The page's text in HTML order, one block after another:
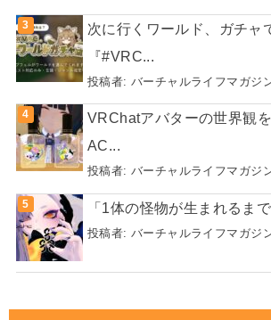
次に行くワールド、ガチャ
『#VRC...
投稿者: バーチャルライフマガジ
VRChatアバターの世界観を
AC...
投稿者: バーチャルライフマガジ
「1体の怪物が生まれるま
投稿者: バーチャルライフマガジ